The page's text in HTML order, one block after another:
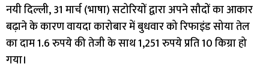
नयी दिल्ली, 31 मार्च (भाषा) सटोरियों द्वारा अपने सौदों का आकार
बढ़ाने के कारण वायदा कारोबार में बुधवार को रिफाइंड सोया तेल
का दाम 1.6 रुपये की तेजी के साथ 1,251 रुपये प्रति 10 किग्रा हो
गया।